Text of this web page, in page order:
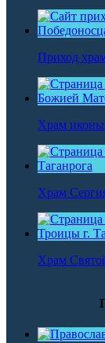
Приход
Храм
Храм
Храм